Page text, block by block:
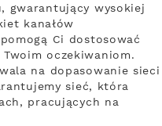
gwarantujący wysokiej
kanałów
Ci dostosować
oczekiwaniom.
na dopasowanie sieci
sieć, która
pracujących na